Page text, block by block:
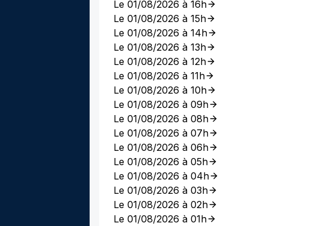
Le 01/08/2026 à 16h
Le 01/08/2026 à 15h
Le 01/08/2026 à 14h
Le 01/08/2026 à 13h
Le 01/08/2026 à 12h
Le 01/08/2026 à 11h
Le 01/08/2026 à 10h
Le 01/08/2026 à 09h
Le 01/08/2026 à 08h
Le 01/08/2026 à 07h
Le 01/08/2026 à 06h
Le 01/08/2026 à 05h
Le 01/08/2026 à 04h
Le 01/08/2026 à 03h
Le 01/08/2026 à 02h
Le 01/08/2026 à 01h